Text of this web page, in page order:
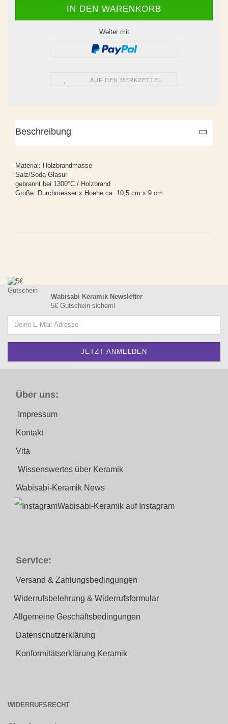
Weiter mit
AUF DEN MERKZETTEL
Beschreibung
Material: Holzbrandmasse
Salz/Soda Glasur
gebrannt bei 1300°C / Holzbrand
Größe: Durchmesser x Hoehe ca. 10,5 cm x 9 cm
Wabisabi Keramik Newsletter
5€ Gutschein sichern!
Über uns:
Impressum
Kontakt
Vita
Wissenswertes über Keramik
Wabisabi-Keramik News
Wabisabi-Keramik auf Instagram
Service:
Versand & Zahlungsbedingungen
Widerrufsbelehrung & Widerrufsformular
Allgemeine Geschäftsbedingungen
Datenschutzerklärung
Konformitätserklärung Keramik
WIDERRUFSRECHT